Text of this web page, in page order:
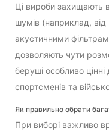
Ці вироби захищають
шумів (наприклад, від
акустичними
дозволяють чути
беруші особливо
спортсменів та
Як правильно обрати
При виборі важливо